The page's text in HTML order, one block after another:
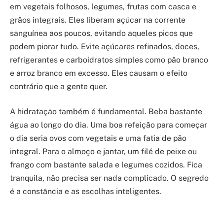
em vegetais folhosos, legumes, frutas com casca e
grãos integrais. Eles liberam açúcar na corrente
sanguínea aos poucos, evitando aqueles picos que
podem piorar tudo. Evite açúcares refinados, doces,
refrigerantes e carboidratos simples como pão branco
e arroz branco em excesso. Eles causam o efeito
contrário que a gente quer.
A hidratação também é fundamental. Beba bastante
água ao longo do dia. Uma boa refeição para começar
o dia seria ovos com vegetais e uma fatia de pão
integral. Para o almoço e jantar, um filé de peixe ou
frango com bastante salada e legumes cozidos. Fica
tranquila, não precisa ser nada complicado. O segredo
é a constância e as escolhas inteligentes.